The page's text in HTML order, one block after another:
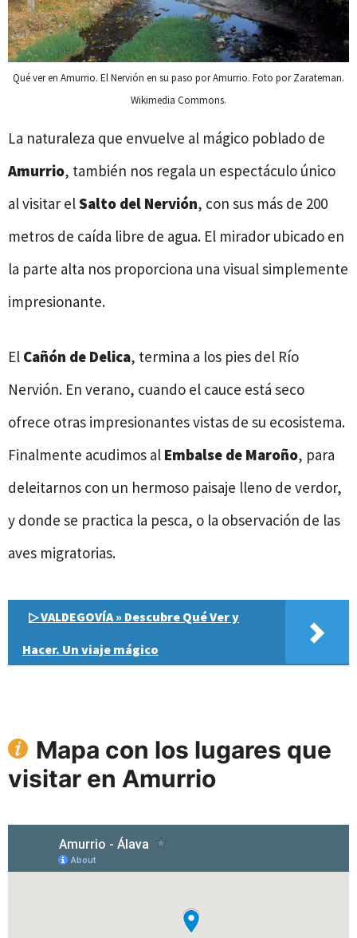
Qué ver en Amurrio. El Nervión en su paso por Amurrio. Foto por Zarateman.
Wikimedia Commons.
La naturaleza que envuelve al mágico poblado de
Amurrio, también nos regala un espectáculo único
al visitar elSalto del Nervión, con sus más de 200
metros de caída libre de agua. El mirador ubicado en
la parte alta nos proporciona una visual simplemente
impresionante.
El Cañón de Delica, termina a los pies del Río
Nervión. En verano, cuando el cauce está seco
ofrece otras impresionantes vistas de su ecosistema.
Finalmente acudimos al Embalse de Maroño, para
deleitarnos con un hermoso paisaje lleno de verdor,
y donde se practica la pesca, o la observación de las
aves migratorias.
▷ VALDEGOVÍA » Descubre Qué Ver y
Hacer. Un viaje mágico
Mapa con los lugares que
visitar en Amurrio